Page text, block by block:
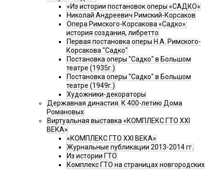
«Из истории постановок оперы «САДКО»
Николай Андреевич Римский-Корсаков
Опера Римского-Корсакова «Садко»:
история создания, либретто
Первая постановка оперы Н.А. Римского-
Корсакова "Садко"
Постановка оперы "Садко" в Большом
театре (1935г.)
Постановка оперы "Садко" в Большом
театре (1949г.)
Художники-декораторы
Державная династия. К 400-летию Дома
Романовых
Виртуальная выставка «КОМПЛЕКС ГТО XXI
ВЕКА»
«КОМПЛЕКС ГТО XXI ВЕКА»
Журнальные публикации 2013-2014 гг.
Из истории ГТО
Комплекс ГТО на страницах новгородских